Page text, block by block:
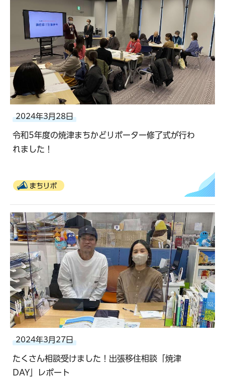
2024年3月28日
令和5年度の焼津まちかどリポーター修了式が行わ
れました！
まちリポ
2024年3月27日
たくさん相談受けました！出張移住相談「焼津
DAY」レポート